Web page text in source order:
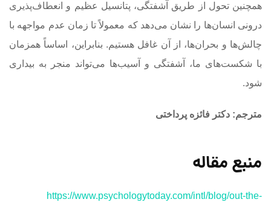
همچنین تحول از طریق آشفتگی، پتانسیل عظیم و انعطاف‌پذیری
درونی انسان‌ها را نشان می‌دهد که معمولاً تا زمان عدم مواجهه با
چالش‌ها و بحران‌ها، از آن غافل هستیم. بنابراین، اساساً همزمان
با شکست‌های ما، آشفتگی و آسیب‌ها می‌تواند منجر به بیداری
‌شود.
مترجم: دکتر فائزه پرداختی
منبع مقاله
https://www.psychologytoday.com/intl/blog/out-the-